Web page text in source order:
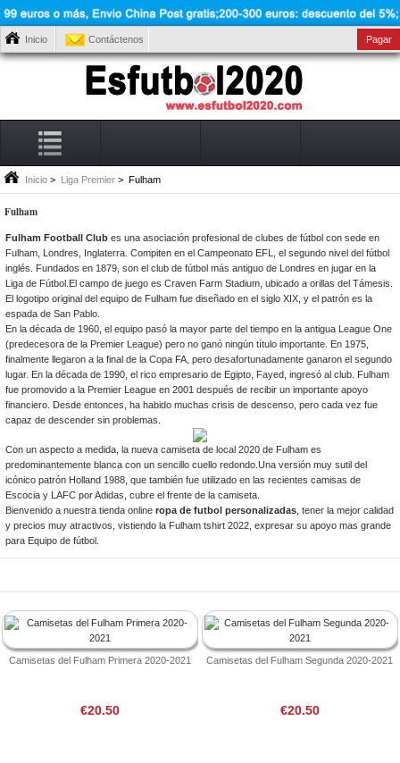
Inicio Contáctenos Pagar
Inicio > Liga Premier > Fulham
Fulham
Fulham Football Clubes una asociación profesional de clubes de fútbol con sede en
Fulham, Londres, Inglaterra. Compiten en el Campeonato EFL, el segundo nivel del fútbol
inglés. Fundados en 1879, son el club de fútbol más antiguo de Londres en jugar en la
Liga de Fútbol.El campo de juego es Craven Farm Stadium, ubicado a orillas del Támesis.
El logotipo original del equipo de Fulham fue diseñado en el siglo XIX, y el patrón es la
espada de San Pablo.
En la década de 1960, el equipo pasó la mayor parte del tiempo en la antigua League One
(predecesora de la Premier League) pero no ganó ningún título importante. En 1975,
finalmente llegaron a la final de la Copa FA, pero desafortunadamente ganaron el segundo
lugar. En la década de 1990, el rico empresario de Egipto, Fayed, ingresó al club. Fulham
fue promovido a la Premier League en 2001 después de recibir un importante apoyo
financiero. Desde entonces, ha habido muchas crisis de descenso, pero cada vez fue
capaz de descender sin problemas.
Con un aspecto a medida, la nueva camiseta de local 2020 de Fulham es
predominantemente blanca con un sencillo cuello redondo.Una versión muy sutil del
icónico patrón Holland 1988, que también fue utilizado en las recientes camisas de
Escocia y LAFC por Adidas, cubre el frente de la camiseta.
Bienvenido a nuestra tienda online ropa de futbol personalizadas, tener la mejor calidad
y precios muy atractivos, vistiendo la Fulham tshirt 2022, expresar su apoyo mas grande
para Equipo de fútbol.
Camisetas del Fulham Primera 2020-2021
€20.50
Camisetas del Fulham Segunda 2020-2021
€20.50